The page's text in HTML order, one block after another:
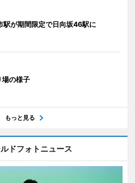
駅が期間限定で日向坂46駅に
場の様子
もっと見る
ドフォトニュース